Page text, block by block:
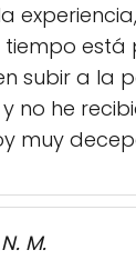
está
subir a la
no he
muy
M.